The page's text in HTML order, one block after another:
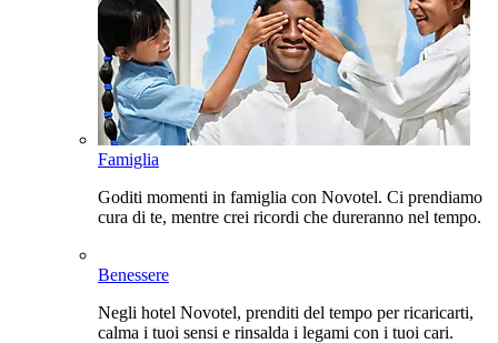
Famiglia
Goditi momenti in famiglia con Novotel. Ci prendiamo
cura di te, mentre crei ricordi che dureranno nel tempo.
Benessere
Negli hotel Novotel, prenditi del tempo per ricaricarti,
calma i tuoi sensi e rinsalda i legami con i tuoi cari.